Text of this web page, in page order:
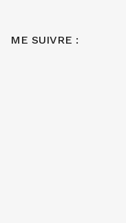
ME SUIVRE :